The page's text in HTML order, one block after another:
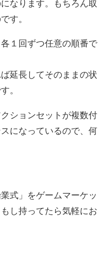
なります。もちろん取
す。
１回ずつ任意の順番で
延長してそのままの状
。
ションセットが複数付
になっているので、何
式」をゲームマーケッ
し持ってたら気軽にお